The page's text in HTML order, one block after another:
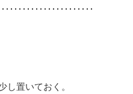
置いておく。